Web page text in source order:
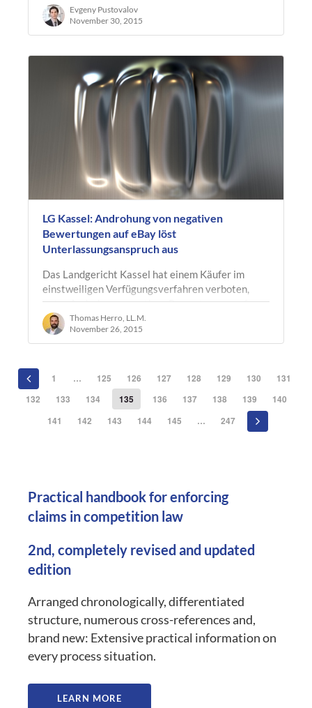
Beklagten, der Herausgeberin der Zeitschrift…
Evgeny Pustovalov
November 30, 2015
LG Kassel: Androhung von negativen
Bewertungen auf eBay löst
Unterlassungsanspruch aus
Das Landgericht Kassel hat einem Käufer im
einstweiligen Verfügungsverfahren verboten,
unter Androhung negativer Bewertungen auf
eBay die Erstattung der Rücksendekosten…
Thomas Herro, LL.M.
November 26, 2015
1 … 125 126 127 128 129 130
131
132
133 134 135 136 137 138 139
140
141
142 143 144 145 … 247
Practical handbook for enforcing
claims in competition law
2nd, completely revised and updated
edition
Arranged chronologically, differentiated
structure, numerous cross-references and,
brand new: Extensive practical information on
every process situation.
LEARN MORE